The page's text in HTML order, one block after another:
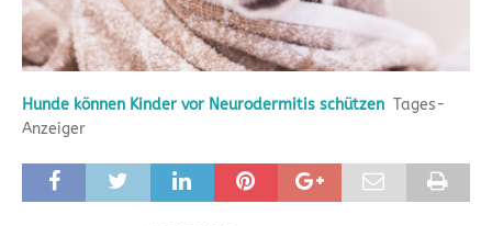
Hunde können Kinder vor Neurodermitis schützen Tages-
Anzeiger